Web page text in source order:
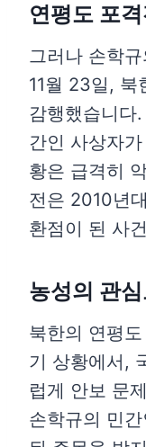
연평도 포
그러나 손학
11월 23일, 북
감행했습니다
간인 사상자
황은 급격히
전은 2010년
환점이 된 사
농성의 관
북한의 연평
기 상황에서,
럽게 안보 문
손학규의 민